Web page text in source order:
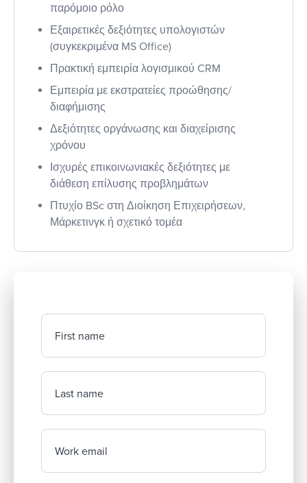
παρόμοιο ρόλο
Εξαιρετικές δεξιότητες υπολογιστών
(συγκεκριμένα MS Office)
Πρακτική εμπειρία λογισμικού CRM
Εμπειρία με εκστρατείες προώθησης/
διαφήμισης
Δεξιότητες οργάνωσης και διαχείρισης
χρόνου
Ισχυρές επικοινωνιακές δεξιότητες με
διάθεση επίλυσης προβλημάτων
Πτυχίο BSc στη Διοίκηση Επιχειρήσεων,
Μάρκετινγκ ή σχετικό τομέα
First name
Last name
Work email